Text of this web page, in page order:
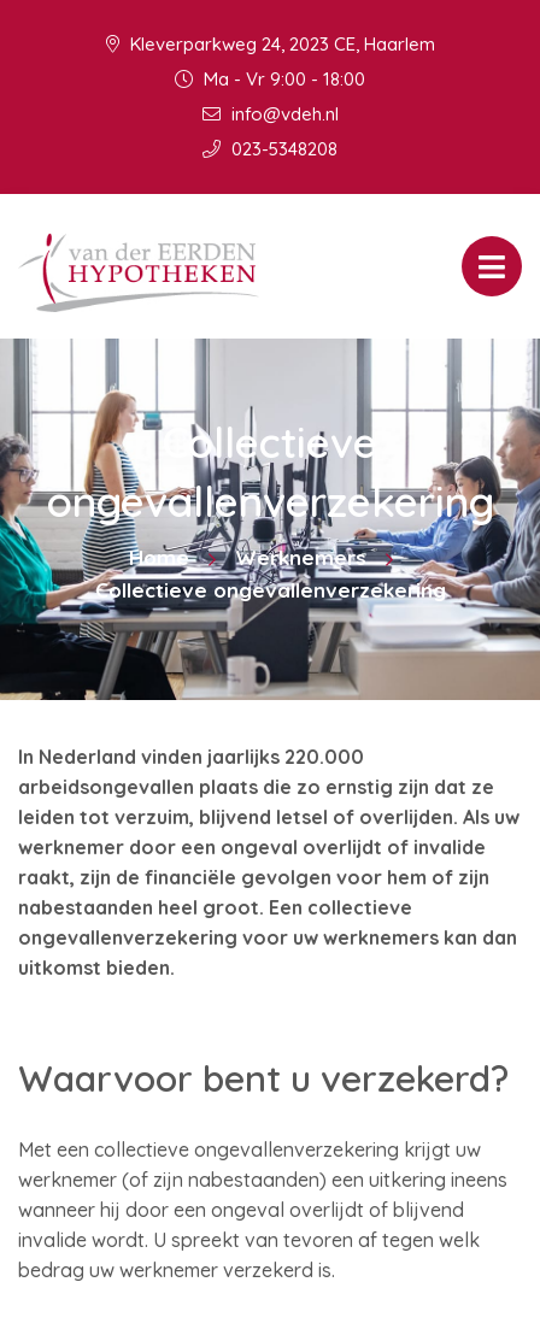
Kleverparkweg 24, 2023 CE, Haarlem
Ma - Vr 9:00 - 18:00
info@vdeh.nl
023-5348208
Collectieve
ongevallenverzekering
Home
Werknemers
Collectieve ongevallenverzekering
In Nederland vinden jaarlijks 220.000
arbeidsongevallen plaats die zo ernstig zijn dat ze
leiden tot verzuim, blijvend letsel of overlijden. Als uw
werknemer door een ongeval overlijdt of invalide
raakt, zijn de financiële gevolgen voor hem of zijn
nabestaanden heel groot. Een collectieve
ongevallenverzekering voor uw werknemers kan dan
uitkomst bieden.
Waarvoor bent u verzekerd?
Met een collectieve ongevallenverzekering krijgt uw
werknemer (of zijn nabestaanden) een uitkering ineens
wanneer hij door een ongeval overlijdt of blijvend
invalide wordt. U spreekt van tevoren af tegen welk
bedrag uw werknemer verzekerd is.